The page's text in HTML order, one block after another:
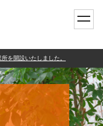
toggle
を開設いたしました。